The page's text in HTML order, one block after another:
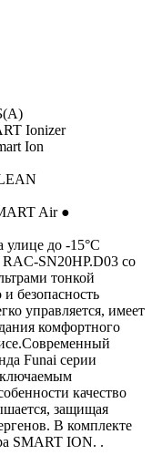
Ionizer
Ion
Air ●
улице до -15°С
SN20HP.D03 со
тонкой
безопасность
управляется, имеет
комфортного
Funai серии
качество
защищая
В комплекте
SMART ION. .